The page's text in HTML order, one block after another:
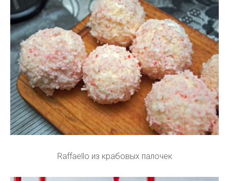
Raffaello из крабовых палочек